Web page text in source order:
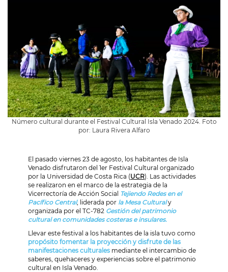
Número cultural durante el Festival Cultural Isla Venado 2024. Foto
por: Laura Rivera Alfaro
El pasado viernes 23 de agosto, los habitantes de Isla
Venado disfrutaron del 1er Festival Cultural organizado
por la Universidad de Costa Rica (UCR). Las actividades
se realizaron en el marco de la estrategia de la
Vicerrectoría de Acción Social Tejiendo Redes en el
Pacífico Central, liderada por la Mesa Culturaly
organizada por el TC-782 Gestión del patrimonio
cultural en comunidades costeras e insulares.
Llevar este festival a los habitantes de la isla tuvo como
propósito fomentar la proyección y disfrute de las
manifestaciones culturales mediante el intercambio de
saberes, quehaceres y experiencias sobre el patrimonio
cultural en Isla Venado.